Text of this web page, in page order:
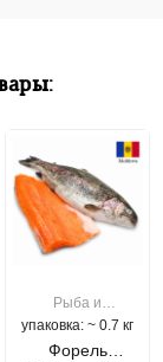
Рыба и
морепродукты
упаковка: ~ 0.7 кг
Форель